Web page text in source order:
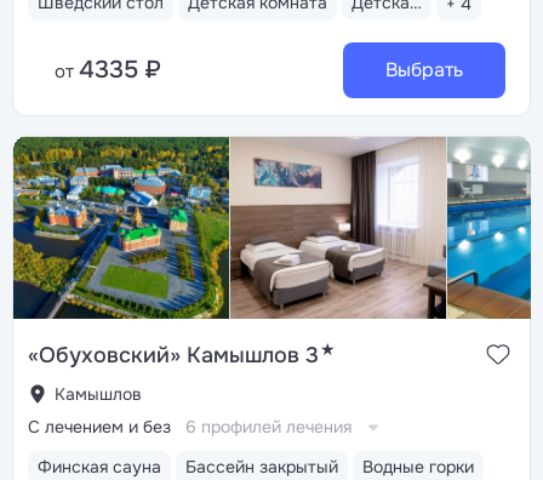
от 4335 ₽ Выбрать
«Обуховский» Камышлов 3★
Камышлов
Финская сауна Бассейн закрытый
Водные горки
С лечением и без 6 профилей лечения